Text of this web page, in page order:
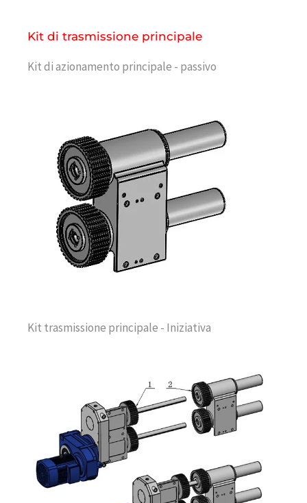
Kit di trasmissione principale
Kit di azionamento principale - passivo
Kit trasmissione principale - Iniziativa